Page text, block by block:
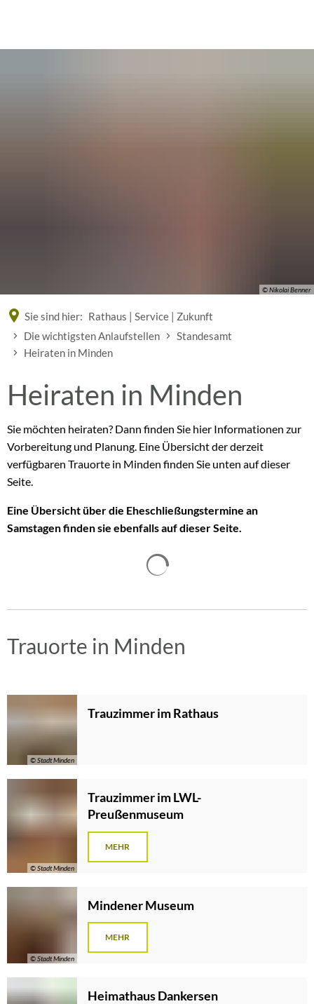
© Nikolai Benner
Sie sind hier: Rathaus | Service | Zukunft
Die wichtigsten Anlaufstellen
Standesamt
Heiraten in Minden
Heiraten
in
Minden
Heiraten in Minden
Sie möchten heiraten? Dann finden Sie hier Informationen zur
Vorbereitung und Planung. Eine Übersicht der derzeit
verfügbaren Trauorte in Minden finden Sie unten auf dieser
Seite.
Eine Übersicht über die Eheschließungstermine an
Samstagen finden sie ebenfalls auf dieser Seite.
Trauorte in Minden
© Stadt Minden
Trauzimmer im Rathaus
© Stadt Minden
Trauzimmer im LWL-
Preußenmuseum
MEHR
© Stadt Minden
Mindener Museum
MEHR
Heimathaus Dankersen